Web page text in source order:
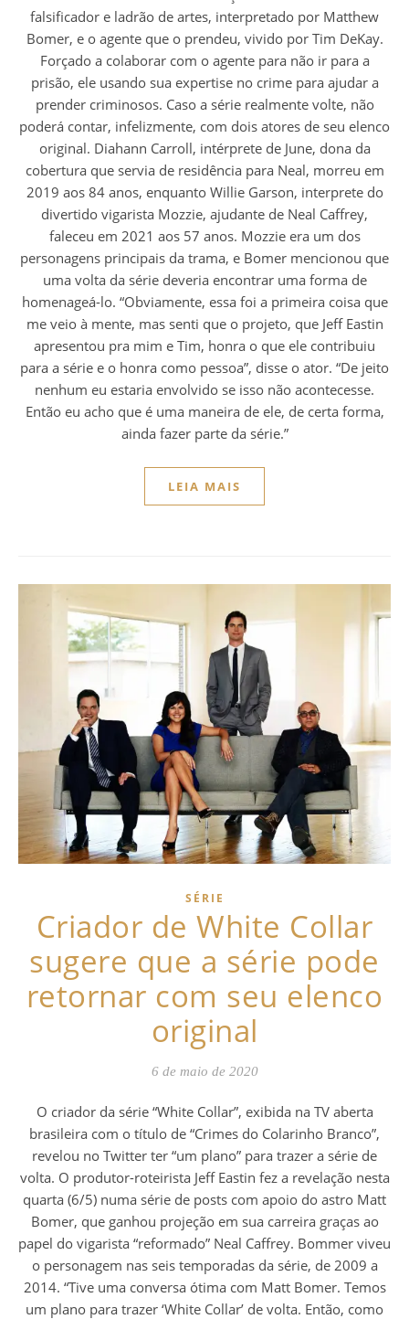
falsificador e ladrão de artes, interpretado por Matthew
Bomer, e o agente que o prendeu, vivido por Tim DeKay.
Forçado a colaborar com o agente para não ir para a
prisão, ele usando sua expertise no crime para ajudar a
prender criminosos. Caso a série realmente volte, não
poderá contar, infelizmente, com dois atores de seu elenco
original. Diahann Carroll, intérprete de June, dona da
cobertura que servia de residência para Neal, morreu em
2019 aos 84 anos, enquanto Willie Garson, interprete do
divertido vigarista Mozzie, ajudante de Neal Caffrey,
faleceu em 2021 aos 57 anos. Mozzie era um dos
personagens principais da trama, e Bomer mencionou que
uma volta da série deveria encontrar uma forma de
homenageá-lo. “Obviamente, essa foi a primeira coisa que
me veio à mente, mas senti que o projeto, que Jeff Eastin
apresentou pra mim e Tim, honra o que ele contribuiu
para a série e o honra como pessoa”, disse o ator. “De jeito
nenhum eu estaria envolvido se isso não acontecesse.
Então eu acho que é uma maneira de ele, de certa forma,
ainda fazer parte da série.”
LEIA MAIS
SÉRIE
Criador de White Collar
sugere que a série pode
retornar com seu elenco
original
6 de maio de 2020
O criador da série “White Collar”, exibida na TV aberta
brasileira com o título de “Crimes do Colarinho Branco”,
revelou no Twitter ter “um plano” para trazer a série de
volta. O produtor-roteirista Jeff Eastin fez a revelação nesta
quarta (6/5) numa série de posts com apoio do astro Matt
Bomer, que ganhou projeção em sua carreira graças ao
papel do vigarista “reformado” Neal Caffrey. Bommer viveu
o personagem nas seis temporadas da série, de 2009 a
2014. “Tive uma conversa ótima com Matt Bomer. Temos
um plano para trazer ‘White Collar’ de volta. Então, como